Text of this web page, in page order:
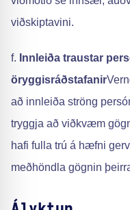
viðskiptavini.
f. Innleiða traustar
öryggisráðstafanir
að innleiða ströng
tryggja að viðkvæm
hafi fulla trú á hæfni
meðhöndla gögnin